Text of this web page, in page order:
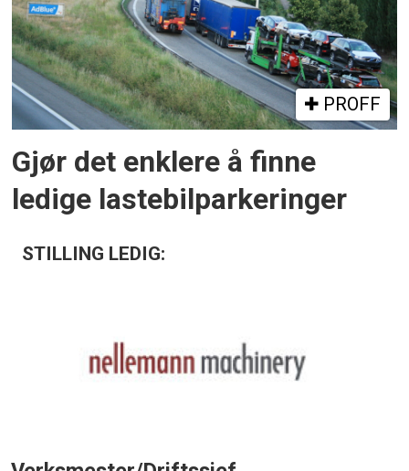
PROFF
Gjør det enklere å finne
ledige lastebilparkeringer
STILLING LEDIG: